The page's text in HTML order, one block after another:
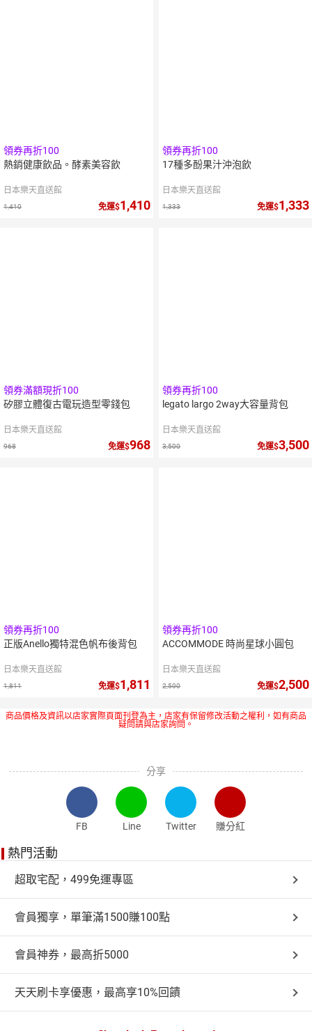
領券再折100
熱銷健康飲品。酵素美容飲
日本樂天直送館
1,410 免運 1,410
領券再折100
17種多酚果汁沖泡飲
日本樂天直送館
1,333 免運 1,333
領券滿額現折100
矽膠立體復古電玩造型零錢包
日本樂天直送館
968 免運 968
領券再折100
legato largo 2way大容量背包
日本樂天直送館
3,500 免運 3,500
領券再折100
正版Anello獨特混色帆布後背包
日本樂天直送館
1,811 免運 1,811
領券再折100
ACCOMMODE 時尚星球小圓包
日本樂天直送館
2,500 免運 2,500
商品價格及資訊以店家實際頁面刊登為主，店家有保留修改活動之權利，如有商品
疑問請與店家詢問。
分享
FB Line Twitter 賺分紅
熱門活動
超取宅配，499免運專區
會員獨享，單筆滿1500賺100點
會員神券，最高折5000
天天刷卡享優惠，最高享10%回饋